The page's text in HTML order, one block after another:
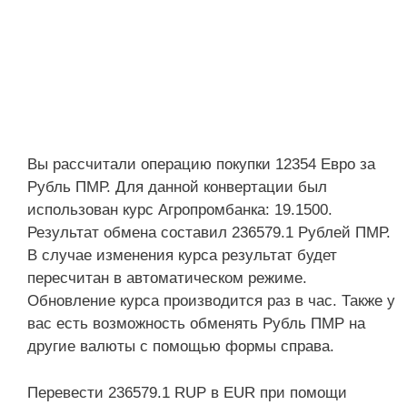
Вы рассчитали операцию покупки 12354 Евро за
Рубль ПМР. Для данной конвертации был
использован курс Агропромбанка: 19.1500.
Результат обмена составил 236579.1 Рублей ПМР.
В случае изменения курса результат будет
пересчитан в автоматическом режиме.
Обновление курса производится раз в час. Также у
вас есть возможность обменять Рубль ПМР на
другие валюты с помощью формы справа.
Перевести 236579.1 RUP в EUR при помощи